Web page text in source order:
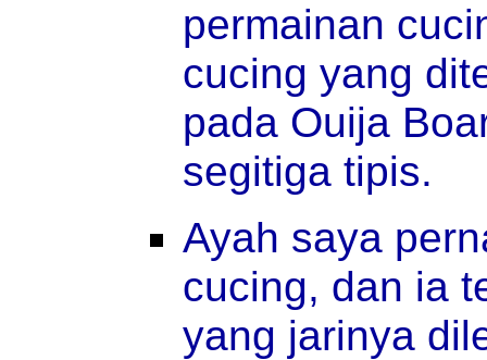
permainan
cucing yang
pada Ouija
segitiga tipis.
Ayah saya
cucing, dan ia
yang jarinya